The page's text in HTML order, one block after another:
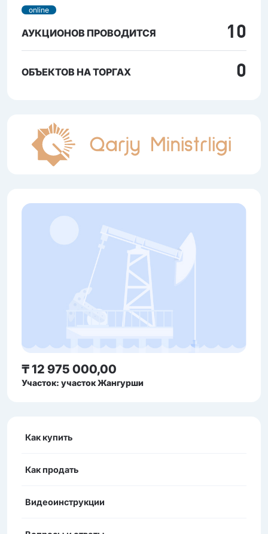
online
АУКЦИОНОВ ПРОВОДИТСЯ 10
ОБЪЕКТОВ НА ТОРГАХ 0
₸ 12 975 000,00
Участок: участок Жангурши
Как купить
Как продать
Видеоинструкции